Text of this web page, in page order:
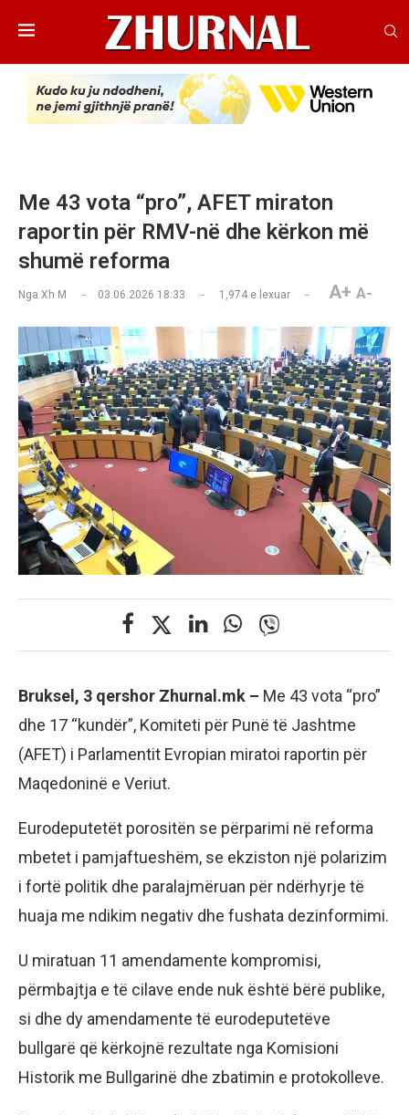
Me 43 vota “pro”, AFET miraton
raportin për RMV-në dhe kërkon më
shumë reforma
Nga Xh M 03.06.2026 18:33 1,974 e lexuar A+ A-
Bruksel, 3 qershor Zhurnal.mk – Me 43 vota “pro”
dhe 17 “kundër”, Komiteti për Punë të Jashtme
(AFET) i Parlamentit Evropian miratoi raportin për
Maqedoninë e Veriut.
Eurodeputetët porositën se përparimi në reforma
mbetet i pamjaftueshëm, se ekziston një polarizim
i fortë politik dhe paralajmëruan për ndërhyrje të
huaja me ndikim negativ dhe fushata dezinformimi.
U miratuan 11 amendamente kompromisi,
përmbajtja e të cilave ende nuk është bërë publike,
si dhe dy amendamente të eurodeputetëve
bullgarë që kërkojnë rezultate nga Komisioni
Historik me Bullgarinë dhe zbatimin e protokolleve.